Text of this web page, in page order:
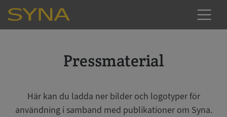
Pressmaterial
Här kan du ladda ner bilder och logotyper för
användning i samband med publikationer om Syna.